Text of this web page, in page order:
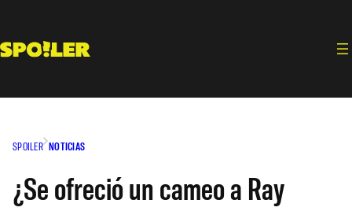
contenido
SPOILER NOTICIAS
¿Se ofreció un cameo a Ray